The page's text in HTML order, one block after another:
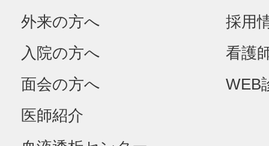
外来の方へ
入院の方へ
面会の方へ
医師紹介
採用
看護
WEB